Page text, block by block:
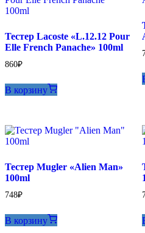
Тестер Lacoste «L.12.12 Pour
Elle French Panache» 100ml
860₽
В корзину
Тестер Mugler «Alien Man»
100ml
748₽
В корзину